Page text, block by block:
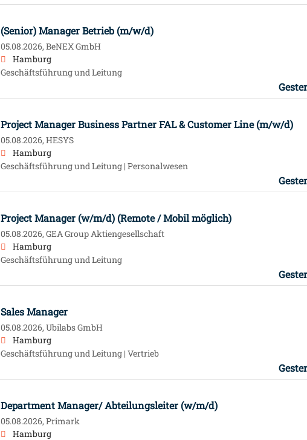
(Senior) Manager Betrieb (m/w/d)
05.08.2026, BeNEX GmbH
Hamburg
Geschäftsführung und Leitung
Project Manager Business Partner FAL & Customer Line (m/w/d)
05.08.2026, HESYS
Hamburg
Geschäftsführung und Leitung | Personalwesen
Project Manager (w/m/d) (Remote / Mobil möglich)
05.08.2026, GEA Group Aktiengesellschaft
Hamburg
Geschäftsführung und Leitung
Sales Manager
05.08.2026, Ubilabs GmbH
Hamburg
Geschäftsführung und Leitung | Vertrieb
Department Manager/ Abteilungsleiter (w/m/d)
05.08.2026, Primark
Hamburg